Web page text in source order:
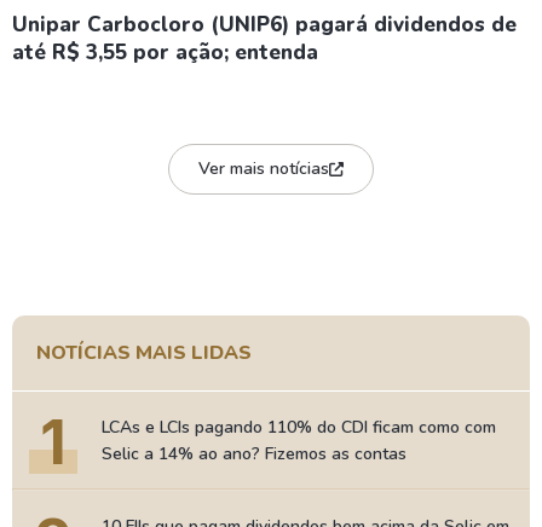
Unipar Carbocloro (UNIP6) pagará dividendos de
até R$ 3,55 por ação; entenda
Ver mais notícias
NOTÍCIAS MAIS LIDAS
1
LCAs e LCIs pagando 110% do CDI ficam como com
Selic a 14% ao ano? Fizemos as contas